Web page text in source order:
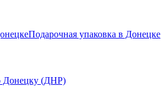
Подарочная упаковка в Донецке
Донецку (ДНР)